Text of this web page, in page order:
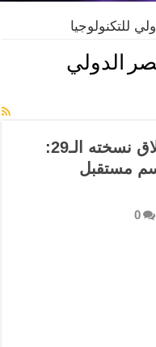
للتكنولوجيا
الدولي
Cairo ICT 2025 يستعد لإطلاق نسخته الـ29:
مستقبل
0